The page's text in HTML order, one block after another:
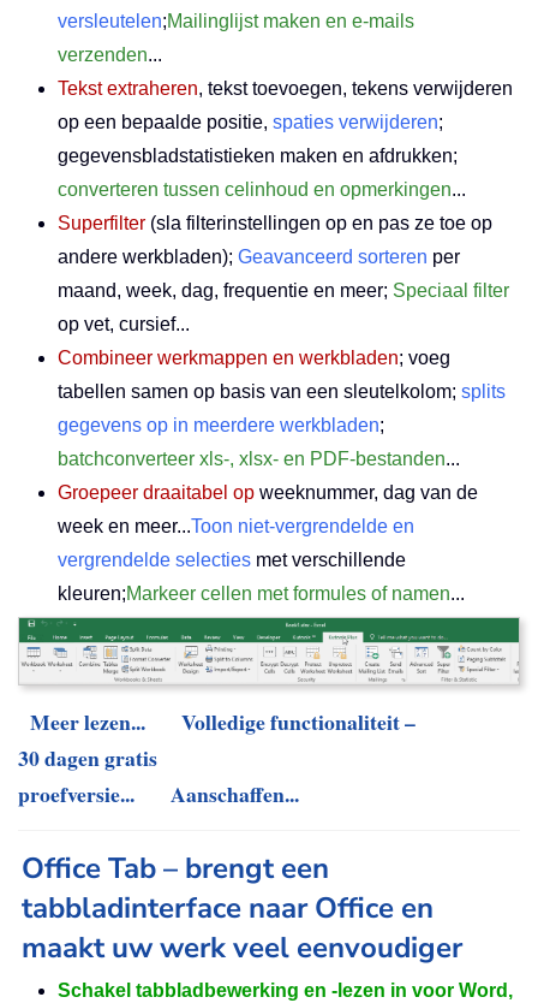
versleutelen;Mailinglijst maken en e-mails
verzenden...
Tekst extraheren, tekst toevoegen, tekens verwijderen
op een bepaalde positie, spaties verwijderen;
gegevensbladstatistieken maken en afdrukken;
converteren tussen celinhoud en opmerkingen...
Superfilter (sla filterinstellingen op en pas ze toe op
andere werkbladen); Geavanceerd sorteren per
maand, week, dag, frequentie en meer; Speciaal filter
op vet, cursief...
Combineer werkmappen en werkbladen; voeg
tabellen samen op basis van een sleutelkolom; splits
gegevens op in meerdere werkbladen;
batchconverteer xls-, xlsx- en PDF-bestanden...
Groepeer draaitabel op weeknummer, dag van de
week en meer...Toon niet-vergrendelde en
vergrendelde selecties met verschillende
kleuren;Markeer cellen met formules of namen...
Meer lezen...
Volledige functionaliteit –
30 dagen gratis
proefversie...
Aanschaffen...
Office Tab – brengt een
tabbladinterface naar Office en
maakt uw werk veel eenvoudiger
Schakel tabbladbewerking en -lezen in voor Word,